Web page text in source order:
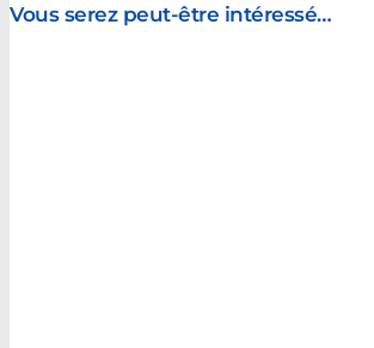
Vous serez peut-être intéressé…